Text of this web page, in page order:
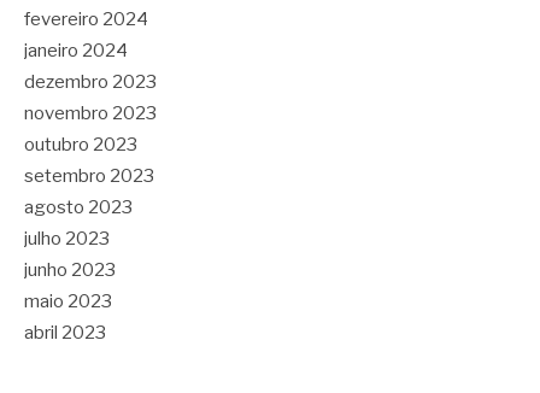
fevereiro 2024
janeiro 2024
dezembro 2023
novembro 2023
outubro 2023
setembro 2023
agosto 2023
julho 2023
junho 2023
maio 2023
abril 2023